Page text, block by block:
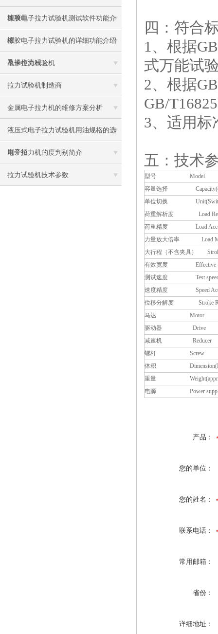
能项目
橡胶电子拉力试验机测试软件功能介
绍
橡胶电子拉力试验机的详细功能介绍
及操作流程
电子拉力试验机
拉力试验机制造商
金属电子拉力机的维修方案分析
液压式电子拉力试验机用油规格的选
用介绍
电子拉力机的度判别简介
拉力试验机技术参数
四：符合
1、根据
式万能试
2、根据
GB/
3、适用标
五：技术
型号 Model
容量选择
单位切换
荷重解析度 Load
荷重精度 Load
力量放大倍率 Load
大行程（不含夹具）
有效宽度 Effective
测试速度 Test
速度精度 Speed
位移分解度 Stroke
马达 Motor
驱动器 Drive
减速机 Reducer
螺杆 Screw
体积
重量
电源 Power
产品：
您的单位：
您的姓名：
联系电话：
常用邮箱：
省份：
详细地址：